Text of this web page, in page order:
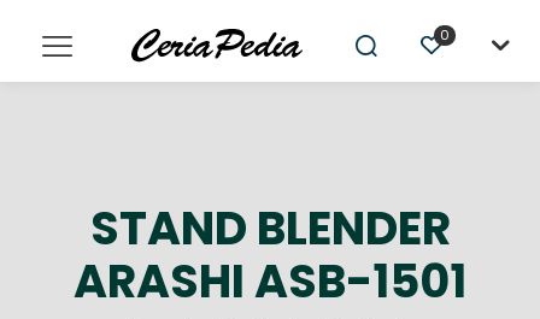
0
STAND BLENDER
ARASHI ASB-1501